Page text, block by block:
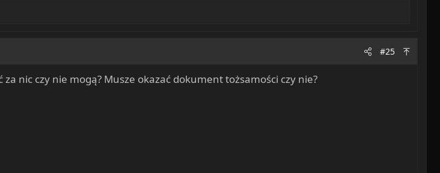
#25
nic czy nie mogą? Musze okazać dokument tożsamości czy nie?